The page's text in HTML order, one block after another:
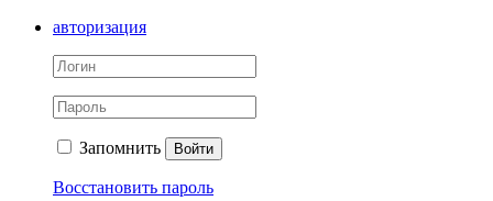
авторизация
Запомнить Войти
Восстановить пароль